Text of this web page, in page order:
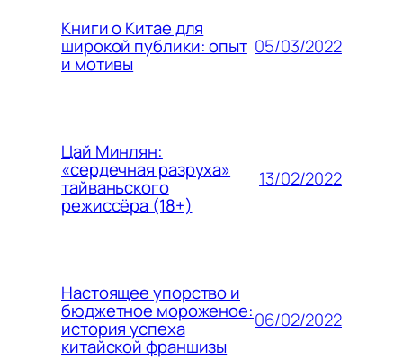
Книги о Китае для
широкой публики: опыт
и мотивы
05/03/2022
Цай Минлян:
«сердечная разруха»
тайваньского
режиссёра (18+)
13/02/2022
Настоящее упорство и
бюджетное мороженое:
история успеха
китайской франшизы
06/02/2022